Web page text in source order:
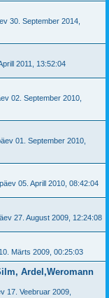
30. September 2014,
2011, 13:52:04
02. September 2010,
01. September 2010,
05. Aprill 2010, 08:42:04
27. August 2009, 12:24:08
Märts 2009, 00:25:03
Ardel,Weromann
17. Veebruar 2009,